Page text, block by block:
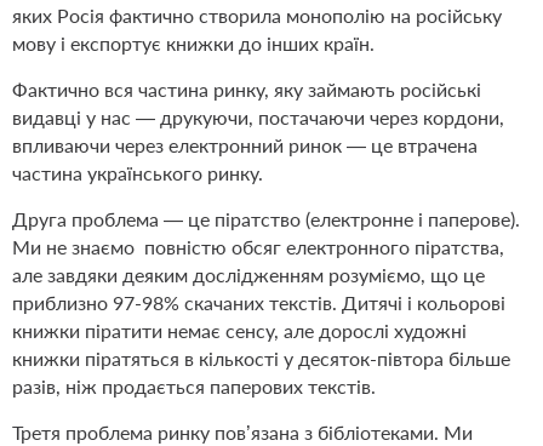
яких Росія фактично створила монополію на російську
мову і експортує книжки до інших країн.
Фактично вся частина ринку, яку займають російські
видавці у нас — друкуючи, постачаючи через кордони,
впливаючи через електронний ринок — це втрачена
частина українського ринку.
Друга проблема — це піратство (електронне і паперове).
Ми не знаємо повністю обсяг електронного піратства,
але завдяки деяким дослідженням розуміємо, що це
приблизно 97-98% скачаних текстів. Дитячі і кольорові
книжки піратити немає сенсу, але дорослі художні
книжки піратяться в кількості у десяток-півтора більше
разів, ніж продається паперових текстів.
Третя проблема ринку пов’язана з бібліотеками. Ми